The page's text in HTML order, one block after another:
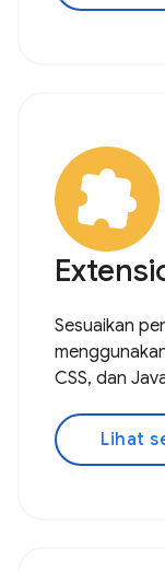
Sesuaikan
CSS, dan
Lihat